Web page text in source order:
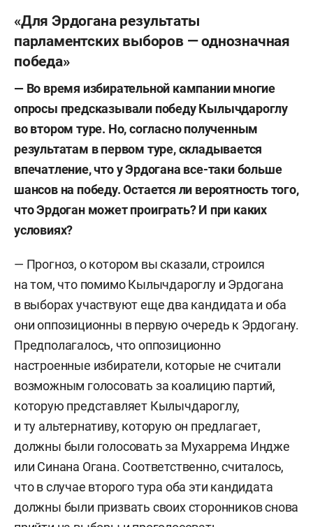
«Для Эрдогана результаты
парламентских выборов — однозначная
победа»
— Во время избирательной кампании многие
опросы предсказывали победу Кылычдароглу
во втором туре. Но, согласно полученным
результатам в первом туре, складывается
впечатление, что у Эрдогана все-таки больше
шансов на победу. Остается ли вероятность того,
что Эрдоган может проиграть? И при каких
условиях?
— Прогноз, о котором вы сказали, строился
на том, что помимо Кылычдароглу и Эрдогана
в выборах участвуют еще два кандидата и оба
они оппозиционны в первую очередь к Эрдогану.
Предполагалось, что оппозиционно
настроенные избиратели, которые не считали
возможным голосовать за коалицию партий,
которую представляет Кылычдароглу,
и ту альтернативу, которую он предлагает,
должны были голосовать за Мухаррема Индже
или Синана Огана. Соответственно, считалось,
что в случае второго тура оба эти кандидата
должны были призвать своих сторонников снова